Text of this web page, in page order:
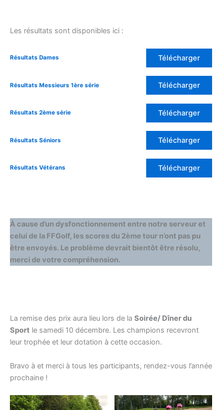
Les résultats sont disponibles ici :
Résultats Dames Télécharger
Résultats Messieurs 1ère série Télécharger
Résultats 2ème série Télécharger
Résultats Séniors Télécharger
Résultats Vétérans Télécharger
À cause d’un dysfonctionnement entre notre serveur et
celui de la FFGolf, les scores du 2ème tour n’ont pas pu
être envoyés. Le problème devrait bientôt être résolu,
merci de votre compréhension.
La remise des prix aura lieu lors de la Soirée/ Dîner du
Sport le samedi 10 décembre. Les champions recevront
leur trophée et leur dotation à cette occasion.
Bravo à et merci à tous les participants, rendez-vous l’année
prochaine !